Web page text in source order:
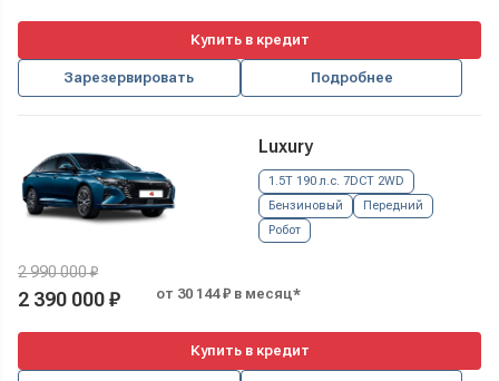
Купить в кредит
Зарезервировать Подробнее
Luxury
1.5T 190 л.с. 7DCT 2WD
Бензиновый
Передний
Робот
2 990 000 ₽
2 390 000 ₽ от 30 144 ₽ в месяц*
Купить в кредит